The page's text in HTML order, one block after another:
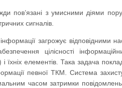
пов’язані з умисними діями
сигналів.
загрожує відповідними
цілісності
елементів. Така задача
певної ТКМ. Система
часом затримки